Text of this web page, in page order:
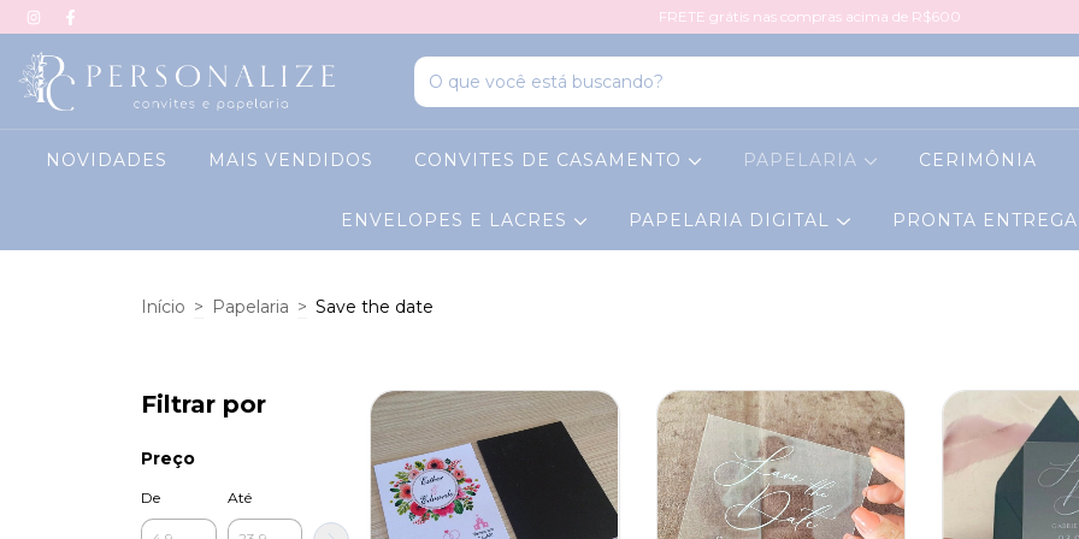
FRETE grátis nas compras acima de R$600
NOVIDADES MAIS VENDIDOS CONVITES DE CASAMENTO PAPELARIA CERIMÔNIA
ENVELOPES E LACRES PAPELARIA DIGITAL PRONTA
Início > Papelaria > Save the date
Filtrar por
Preço
De Até